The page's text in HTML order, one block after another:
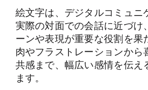
絵文字は、デジタルコミュニ
実際の対面での会話に近づけ
ーンや表現が重要な役割を果
肉やフラストレーションから
共感まで、幅広い感情を伝え
ます。